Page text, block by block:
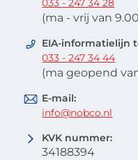
033 - 247 34 28
(ma - vrij van
EIA-informatielijn
033 - 247 34 44
(ma geopend
E-mail:
info@nobco.nl
KVK nummer:
34188394